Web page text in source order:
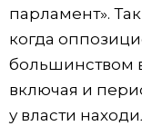
парламент».
когда
большинством
включая и
у власти